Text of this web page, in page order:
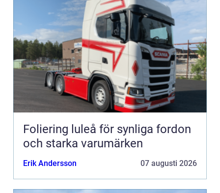
Foliering luleå för synliga fordon
och starka varumärken
Erik Andersson 07 augusti 2026